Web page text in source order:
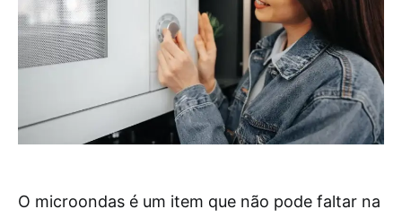
O microondas é um item que não pode faltar na